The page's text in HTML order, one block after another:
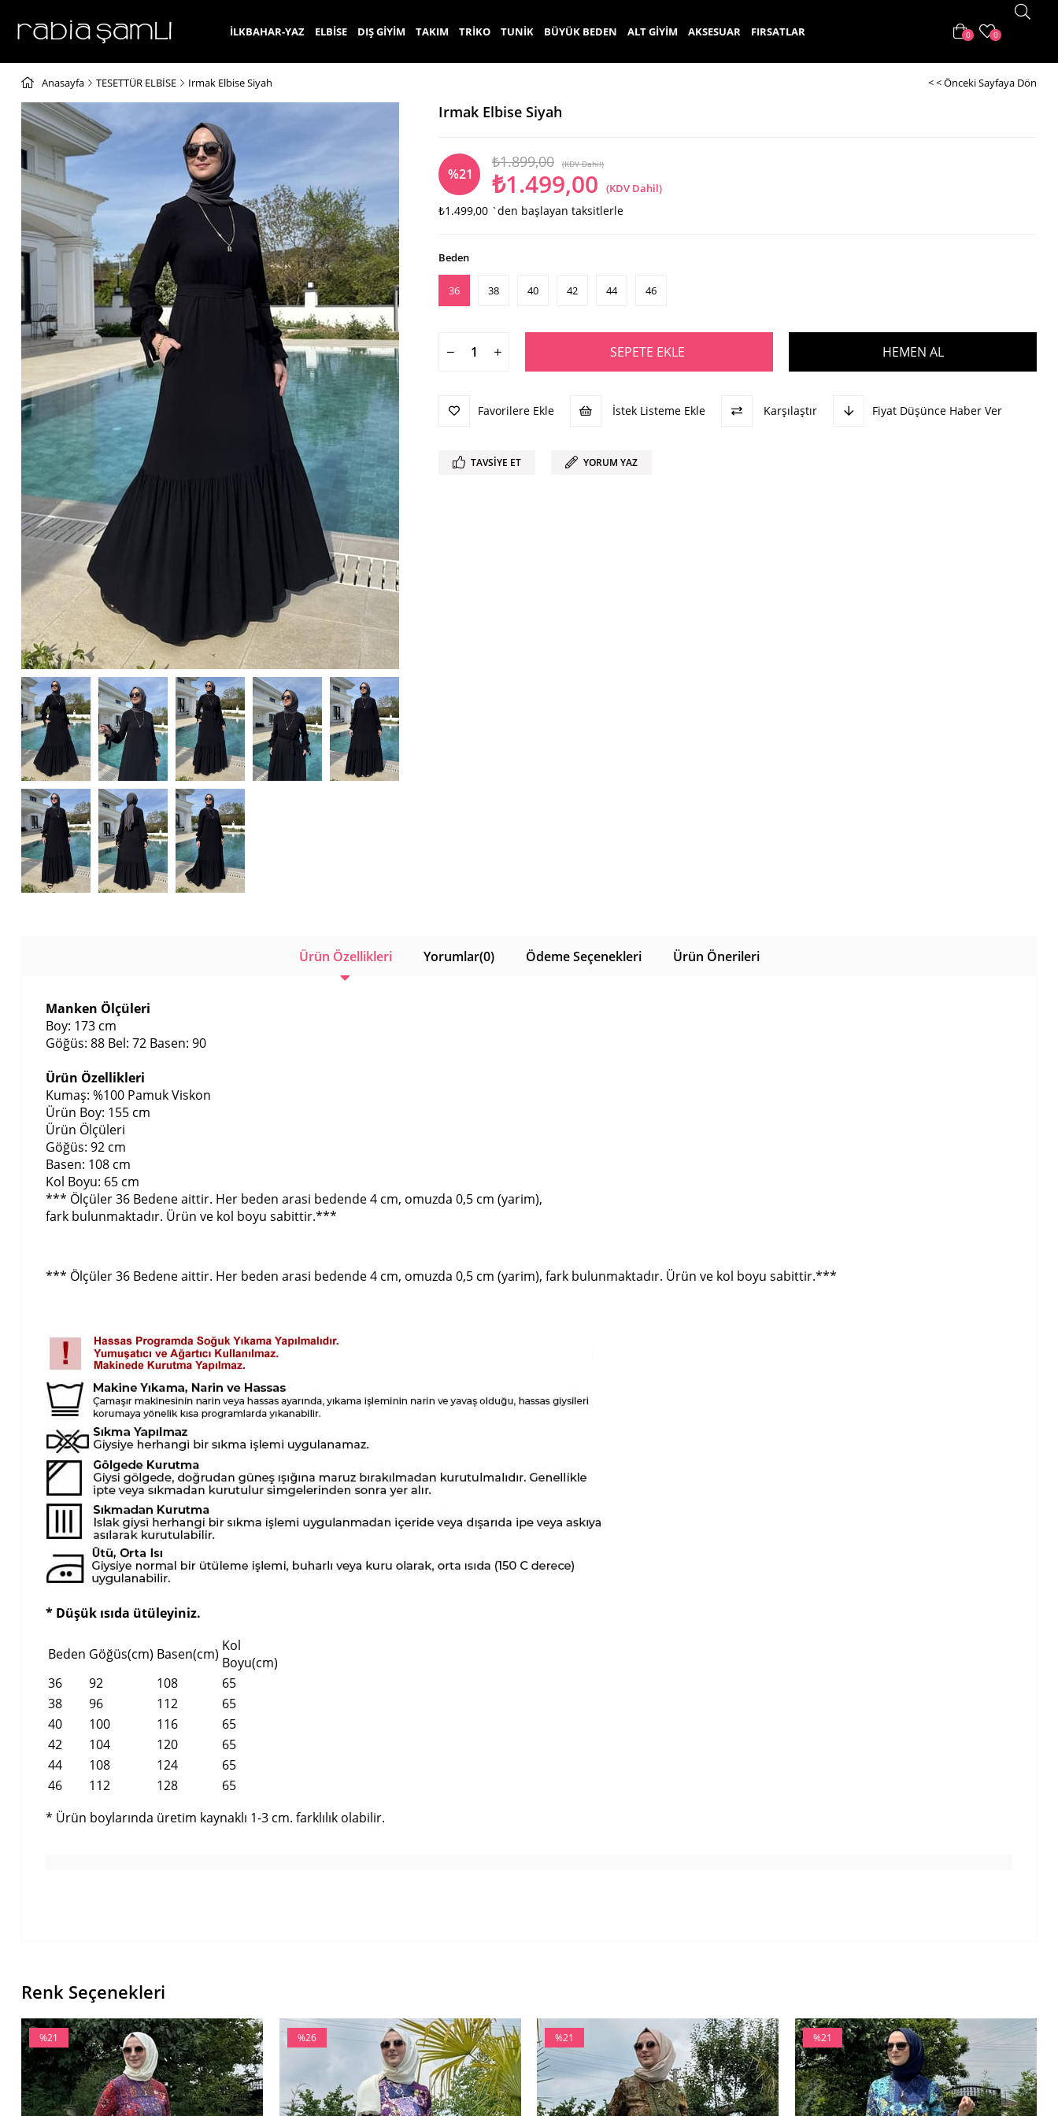
İLKBAHAR-YAZ ELBİSE DIŞ GİYİM TAKIM TRİKO TUNİK BÜYÜK BEDEN ALT GİYİM AKSESUAR FIRSATLAR 0 0
Anasayfa TESETTÜR ELBİSE Irmak Elbise Siyah < < Önceki Sayfaya Dön
Irmak Elbise Siyah
%21
İndirim
₺1.899,00 (KDV Dahil)
₺1.499,00 (KDV Dahil)
₺1.499,00 `den başlayan taksitlerle
Beden
36 38 40 42 44 46
Favorilere Ekle İstek Listeme Ekle Karşılaştır Fiyat Düşünce Haber Ver
TAVSIYE ET YORUM YAZ
Ürün Özellikleri Yorumlar(0) Ödeme Seçenekleri Ürün Önerileri
Manken Ölçüleri
Boy: 173 cm
Göğüs: 88 Bel: 72 Basen: 90
Ürün Özellikleri
Kumaş: %100 Pamuk Viskon
Ürün Boy: 155 cm
Ürün Ölçüleri
Göğüs: 92 cm
Basen: 108 cm
Kol Boyu: 65 cm
*** Ölçüler 36 Bedene aittir. Her beden arasi bedende 4 cm, omuzda 0,5 cm (yarim),
fark bulunmaktadır. Ürün ve kol boyu sabittir.***
*** Ölçüler 36 Bedene aittir. Her beden arasi bedende 4 cm, omuzda 0,5 cm (yarim), fark bulunmaktadır. Ürün ve kol boyu sabittir.***
* Düşük ısıda ütüleyiniz.
Beden Göğüs(cm) Basen(cm) Kol
Boyu(cm)
36
92 108
65
38
96 112
65
40
100 116
65
42
104 120
65
44
108 124
65
46
112 128
65
* Ürün boylarında üretim kaynaklı 1-3 cm. farklılık olabilir.
Renk Seçenekleri
%21
İndirim
%21İndirim
%26
%21
İndirim
%21İndirim
%21
İndirim
%21İndirim